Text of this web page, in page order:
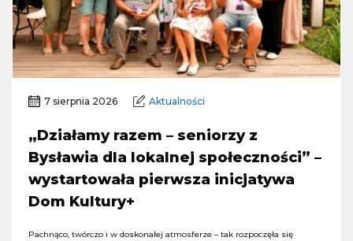
7 sierpnia 2026 Aktualności
„Działamy razem – seniorzy z
Bysławia dla lokalnej społeczności” –
wystartowała pierwsza inicjatywa
Dom Kultury+
Pachnąco, twórczo i w doskonałej atmosferze – tak rozpoczęła się